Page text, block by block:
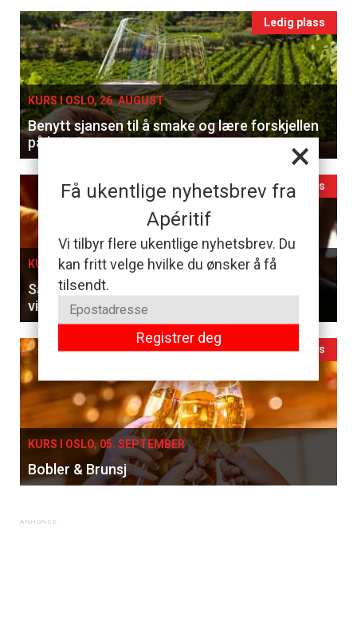
×
Få ukentlige nyhetsbrev fra
Apéritif
Vi tilbyr flere ukentlige nyhetsbrev. Du
kan fritt velge hvilke du ønsker å få
tilsendt.
Registrer deg
Ledig plass
KURS I OSLO, 26. AUGUST
Benytt sjansen til å smake og lære forskjellen
på hvitviner
Ledig plass
KURS I OSLO, 27. AUGUST
Sammenlign franske klassikere og ungarske
viner til en 5-retters meny
Ledig plass
KURS I OSLO, 05. SEPTEMBER
Bobler & Brunsj